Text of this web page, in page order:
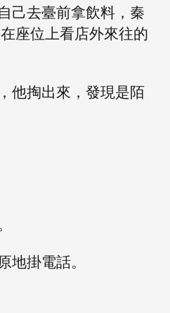
己去臺前拿飲料，秦
座位上看店外來往的
他掏出來，發現是陌
地掛電話。